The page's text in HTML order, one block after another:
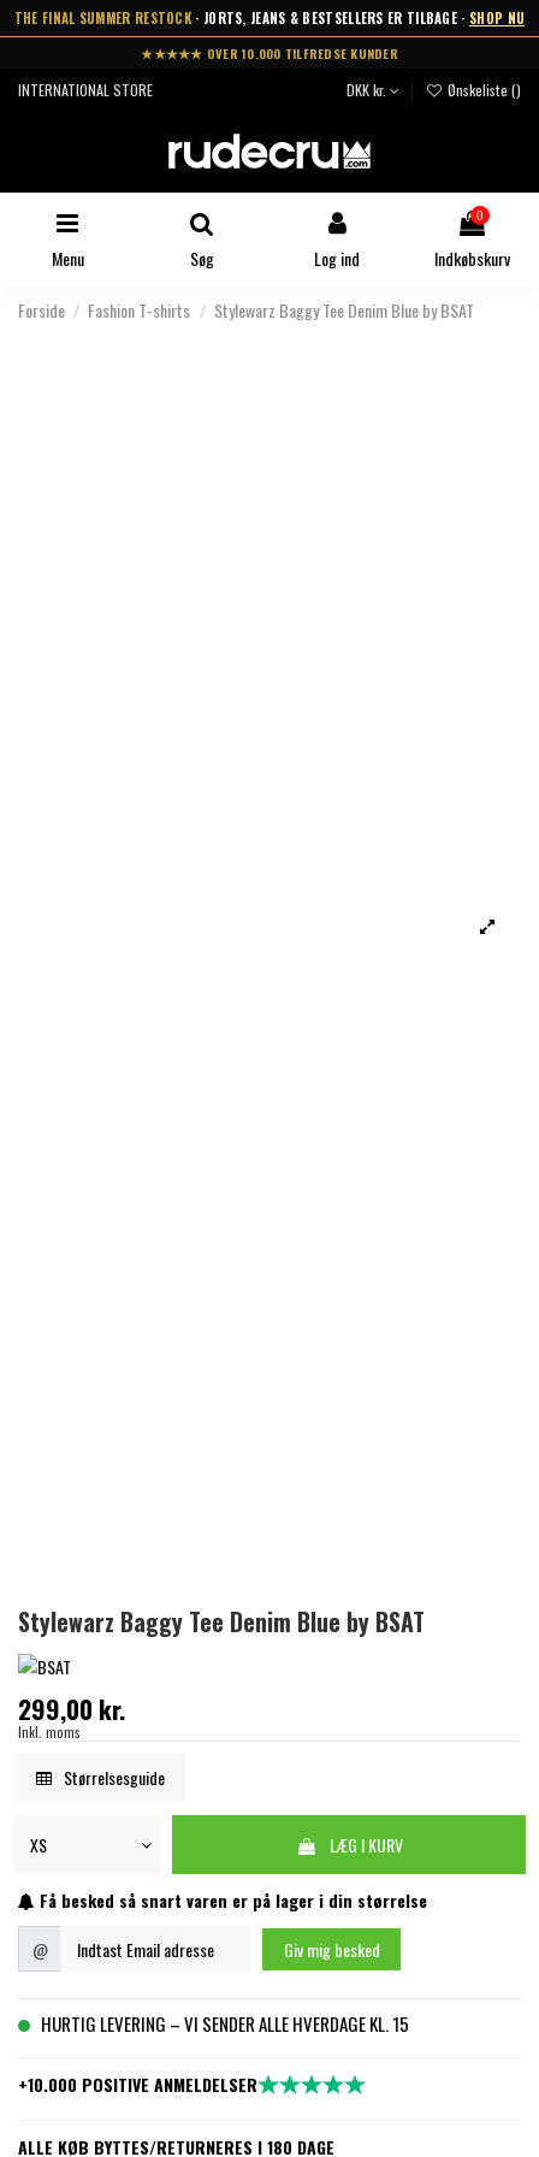
THE FINAL SUMMER RESTOCK · JORTS, JEANS & BESTSELLERS ER TILBAGE · SHOP NU
★★★★★ OVER 10.000 TILFREDSE KUNDER
INTERNATIONAL STORE DKK kr. Ønskeliste ()
Menu Søg Log ind
0
Indkøbskurv
Forside Fashion T-shirts Stylewarz Baggy Tee Denim Blue by BSAT
Stylewarz Baggy Tee Denim Blue by BSAT
299,00 kr.
Inkl. moms
Størrelsesguide
LÆG I KURV
Få besked så snart varen er på lager i din størrelse
Indtast Email adresse
@ Giv mig besked
HURTIG LEVERING – VI SENDER ALLE HVERDAGE KL. 15
+10.000 POSITIVE ANMELDELSER
ALLE KØB BYTTES/RETURNERES I 180 DAGE